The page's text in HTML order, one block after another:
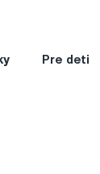
Pre deti